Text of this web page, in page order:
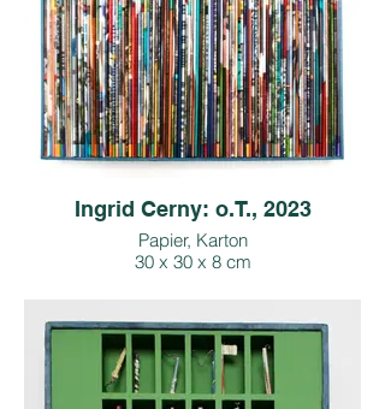
Ingrid Cerny: o.T., 2023
Papier, Karton
30 x 30 x 8 cm
Foto: M. Seif
Preis inkl. 13 % Ust.: € 1.000,-